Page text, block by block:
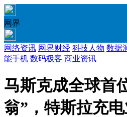
网界
网络资讯 网界财经 科技人物 数据
能手机 数码极客 商业资讯
马斯克成全球首
翁”，特斯拉充